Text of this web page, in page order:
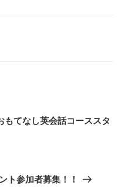
もてなし英会話コーススタ
ト参加者募集！！